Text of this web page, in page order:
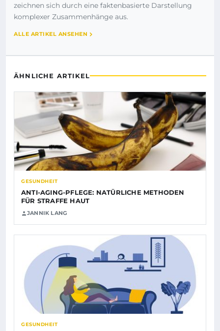
zeichnen sich durch eine faktenbasierte Darstellung
komplexer Zusammenhänge aus.
ALLE ARTIKEL ANSEHEN
ÄHNLICHE ARTIKEL
GESUNDHEIT
ANTI-AGING-PFLEGE: NATÜRLICHE METHODEN
FÜR STRAFFE HAUT
JANNIK LANG
GESUNDHEIT